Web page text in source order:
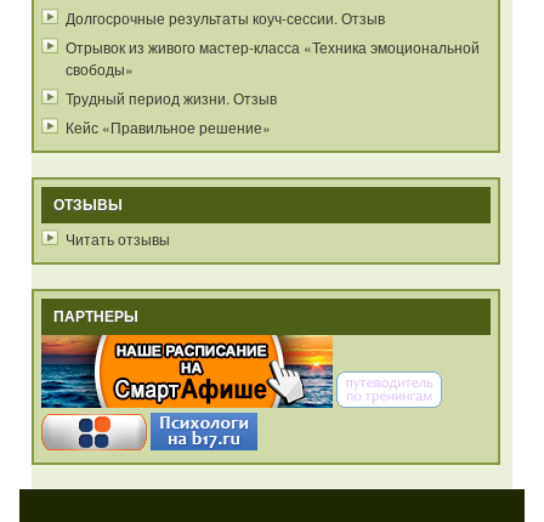
Долгосрочные результаты коуч-сессии. Отзыв
Отрывок из живого мастер-класса «Техника эмоциональной
свободы»
Трудный период жизни. Отзыв
Кейс «Правильное решение»
ОТЗЫВЫ
Читать отзывы
ПАРТНЕРЫ